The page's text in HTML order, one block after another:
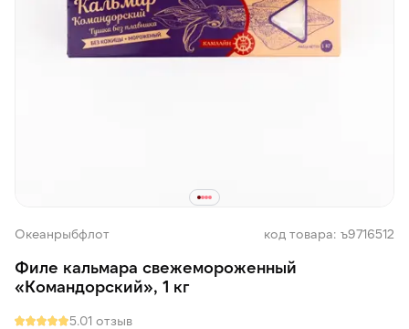
Океанрыбфлот код товара: ъ9716512
Филе кальмара свежемороженный
«Командорский», 1 кг
5.01 отзыв